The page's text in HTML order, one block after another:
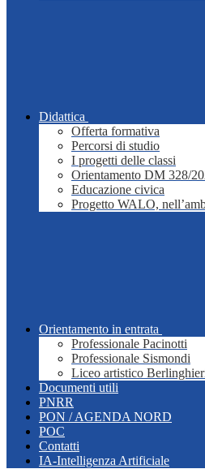
Didattica
Offerta formativa
Percorsi di studio
I progetti delle classi
Orientamento DM 328/
Educazione civica
Progetto WALO,
Orientamento in entrata
Professionale Pacinotti
Professionale Sismondi
Liceo artistico
Documenti utili
PNRR
PON / AGENDA NORD
POC
Contatti
IA-Intelligenza Artificiale